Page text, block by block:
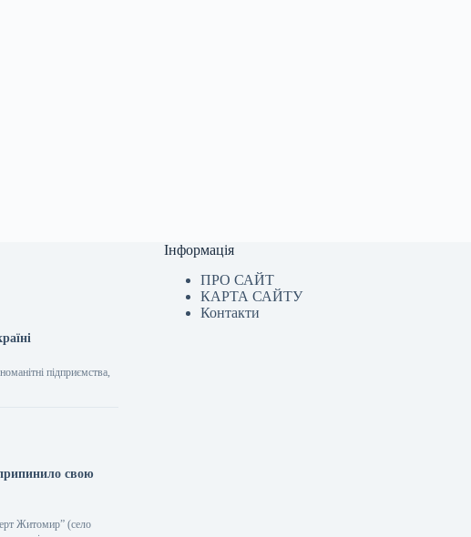
підприємства,
свою
Житомир” (село
Інформація
ПРО САЙТ
КАРТА САЙТУ
Контакти